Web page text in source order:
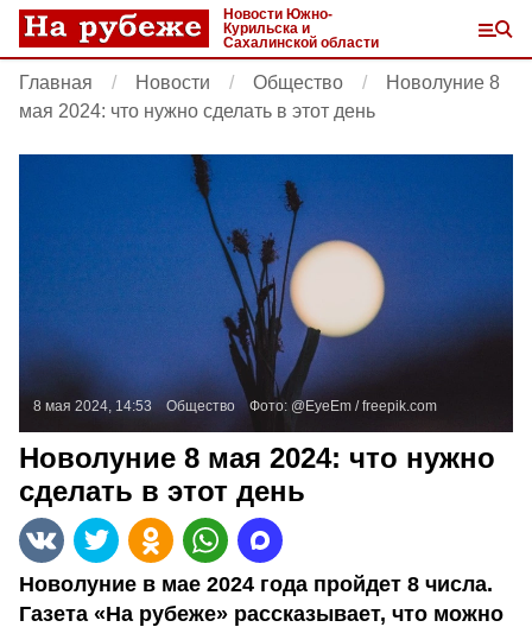
Новости Южно-
Курильска и
Сахалинской области
Главная Новости Общество
Новолуние 8
мая 2024: что нужно сделать в этот день
8 мая 2024, 14:53 Общество Фото: @EyeEm /freepik.com
Новолуние 8 мая 2024: что нужно
сделать в этот день
Новолуние в мае 2024 года пройдет 8 числа.
Газета «На рубеже» рассказывает, что можно